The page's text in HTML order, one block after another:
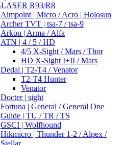
R93/R8
Aimpoint | Micro / Acro | Holosun
Archer TVT | tsa-7 / tsa-9
Arkon | Arma / Alfa
ATN | 4 / 5 / HD
4/5 X-Sight / Mars / Thor
HD X-Sight I+II / Mars
Dedal | T2-T4 / Venator
T2-T4 Hunter
Venator
Docter | sight
Fortuna | General / General One
Guide | TU / TR / TS
GSCI | Wolfhound
Hikmicro | Thunder 1-2 / Alpex /
Stellar